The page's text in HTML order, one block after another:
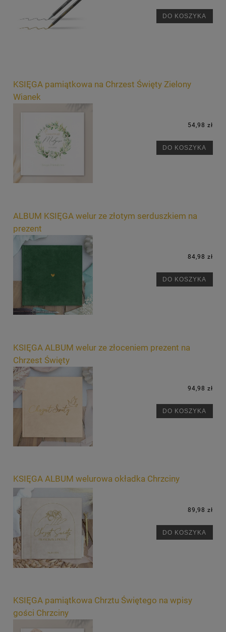
DO KOSZYKA
KSIĘGA pamiątkowa na Chrzest Święty Zielony
Wianek
54,98 zł
DO KOSZYKA
ALBUM KSIĘGA welur ze złotym serduszkiem na
prezent
84,98 zł
DO KOSZYKA
KSIĘGA ALBUM welur ze złoceniem prezent na
Chrzest Święty
94,98 zł
DO KOSZYKA
KSIĘGA ALBUM welurowa okładka Chrzciny
89,98 zł
DO KOSZYKA
KSIĘGA pamiątkowa Chrztu Świętego na wpisy
gości Chrzciny